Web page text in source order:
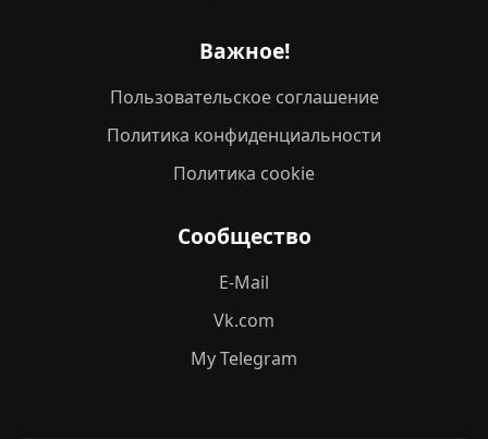
Важное!
Пользовательское соглашение
Политика конфиденциальности
Политика cookie
Сообщество
E-Mail
Vk.com
My Telegram